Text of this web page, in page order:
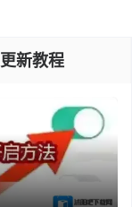
更新教程